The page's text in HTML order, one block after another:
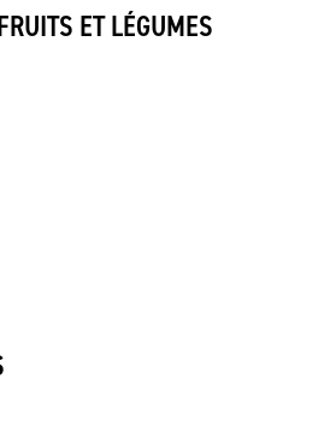
ET LÉGUMES